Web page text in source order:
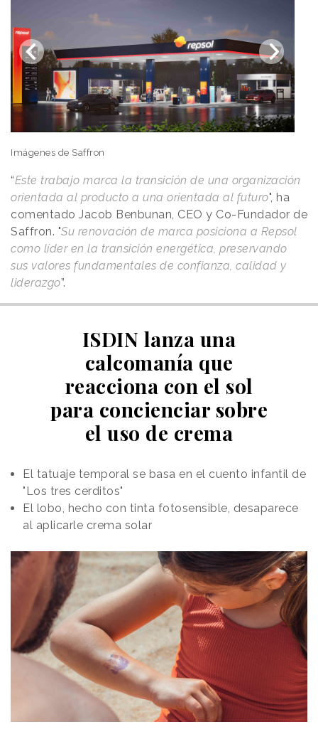
Imágenes de Saffron
“Este trabajo marca la transición de una organización
orientada al producto a una orientada al futuro", ha
comentado Jacob Benbunan, CEO y Co-Fundador de
Saffron. "Su renovación de marca posiciona a Repsol
como líder en la transición energética, preservando
sus valores fundamentales de confianza, calidad y
liderazgo”.
ISDIN lanza una
calcomanía que
reacciona con el sol
para concienciar sobre
el uso de crema
El tatuaje temporal se basa en el cuento infantil de
"Los tres cerditos"
El lobo, hecho con tinta fotosensible, desaparece
al aplicarle crema solar